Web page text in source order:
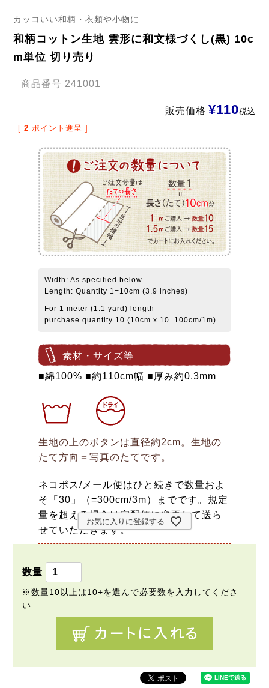
カッコいい和柄・衣類や小物に
和柄コットン生地 雲形に和文様づくし(黒) 10c
m単位 切り売り
商品番号 241001
販売価格 ¥110税込
[ 2 ポイント進呈 ]
Width: As specified below
Length: Quantity 1=10cm (3.9 inches)
For 1 meter (1.1 yard) length
purchase quantity 10 (10cm x 10=100cm/1m)
素材・サイズ等
■綿100% ■約110cm幅 ■厚み約0.3mm
生地の上のボタンは直径約2cm。生地の
たて方向＝写真のたてです。
ネコポス/メール便はひと続きで数量およ
そ「30」（=300cm/3m）までです。規定
量を超える場合は宅配便に変更して送ら
せていただきます。
お気に入りに登録する